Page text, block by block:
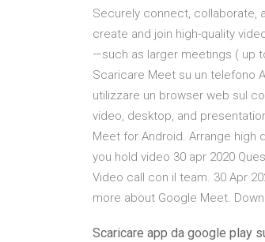
Securely connect, collaborate,
create and join high-quality
—such as larger meetings ( up
Scaricare Meet su un telefono
utilizzare un browser web sul
video, desktop, and
Meet for Android. Arrange high
you hold video 30 apr 2020
Video call con il team. 30 Apr
more about Google Meet.
Scaricare app da google play